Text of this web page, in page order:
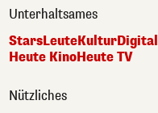
Unterhaltsames
StarsLeuteKulturDigital
Heute KinoHeute TV
Nützliches